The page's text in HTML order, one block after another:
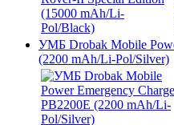
УМБ Drobak Mobile
(2200 mAh/Li-Pol/Silver)